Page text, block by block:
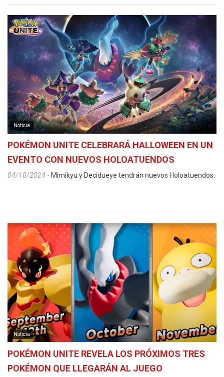
Noticia
POKÉMON UNITE CELEBRARÁ HALLOWEEN EN UN
EVENTO CON NUEVOS HOLOATUENDOS
04/10/2024 - Mimikyu y Decidueye tendrán nuevos Holoatuendos.
Noticia
POKÉMON UNITE REVELA LOS PRÓXIMOS TRES
POKÉMON QUE LLEGARÁN AL JUEGO